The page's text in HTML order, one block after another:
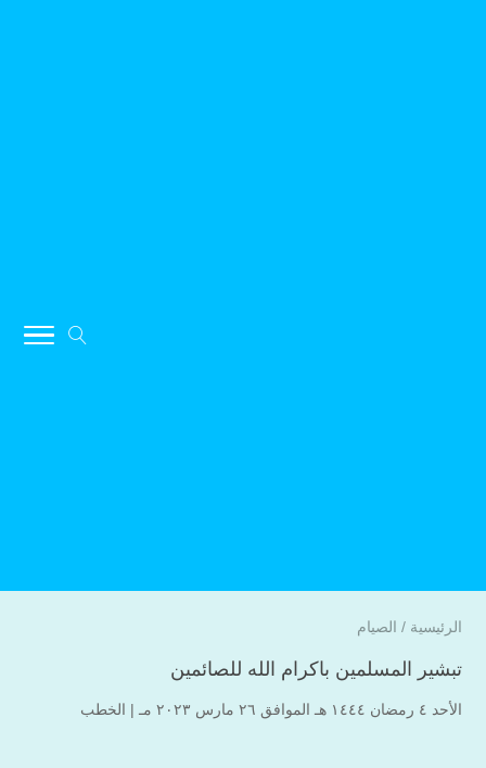
الرئيسية / الصيام
تبشير المسلمين باكرام الله للصائمين
الأحد ٤ رمضان ۱٤٤٤ هـ الموافق ۲٦ مارس ۲۰۲۳ مـ | الخطب